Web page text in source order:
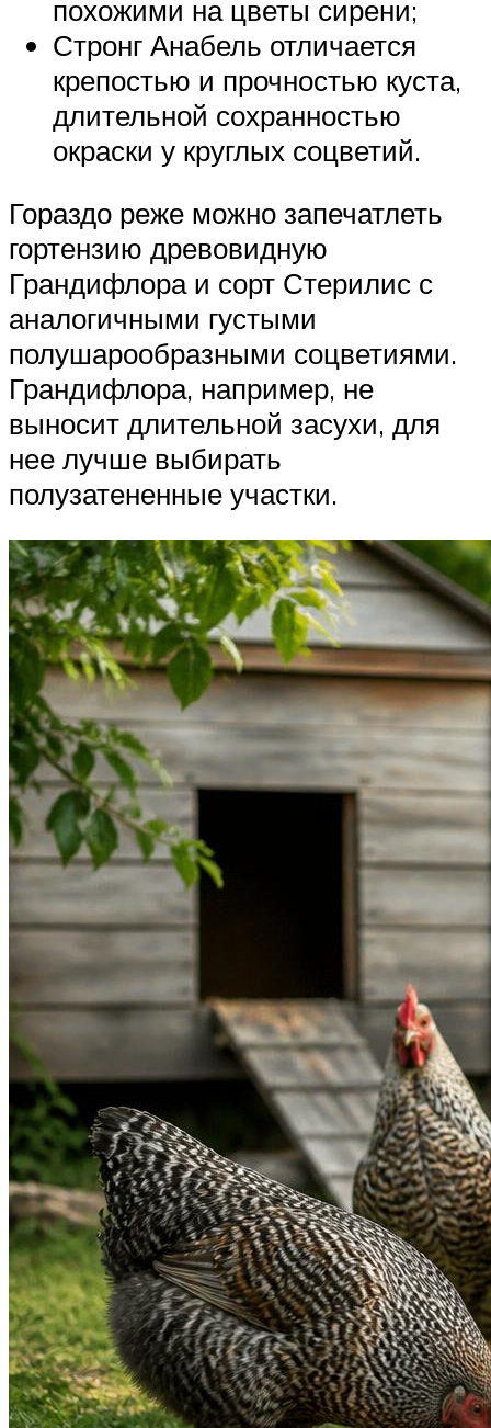
похожими на цветы сирени;
Стронг Анабель отличается
крепостью и прочностью куста,
длительной сохранностью
окраски у круглых соцветий.
Гораздо реже можно запечатлеть
гортензию древовидную
Грандифлора и сорт Стерилис с
аналогичными густыми
полушарообразными соцветиями.
Грандифлора, например, не
выносит длительной засухи, для
нее лучше выбирать
полузатененные участки.